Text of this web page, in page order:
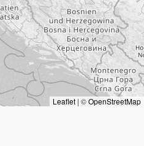
Leaflet | ©OpenStreetMap